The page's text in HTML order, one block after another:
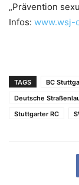
„Prävention
Infos: www.wsj-
TAGS BC
Deutsche
Stuttgarter RC